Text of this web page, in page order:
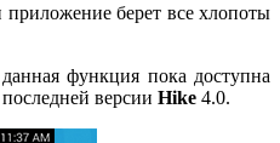
берет все хлопоты
функция пока доступна
версии Hike 4.0.